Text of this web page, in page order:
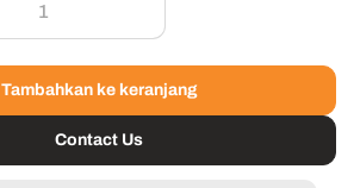
Tambahkan ke keranjang
Contact Us